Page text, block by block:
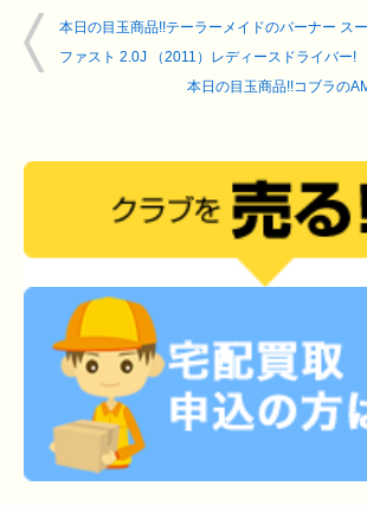
本日の目玉商品!!テーラーメイドのバーナー ス
ファスト 2.0J （2011）レディースドライバー!
本日の目玉商品!!コブラの